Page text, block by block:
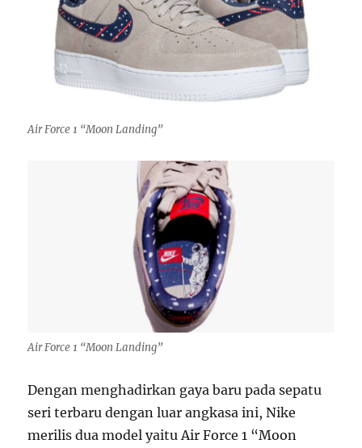
Air Force 1 “Moon Landing”
Air Force 1 “Moon Landing”
Dengan menghadirkan gaya baru pada sepatu
seri terbaru dengan luar angkasa ini, Nike
merilis dua model yaitu Air Force 1 “Moon